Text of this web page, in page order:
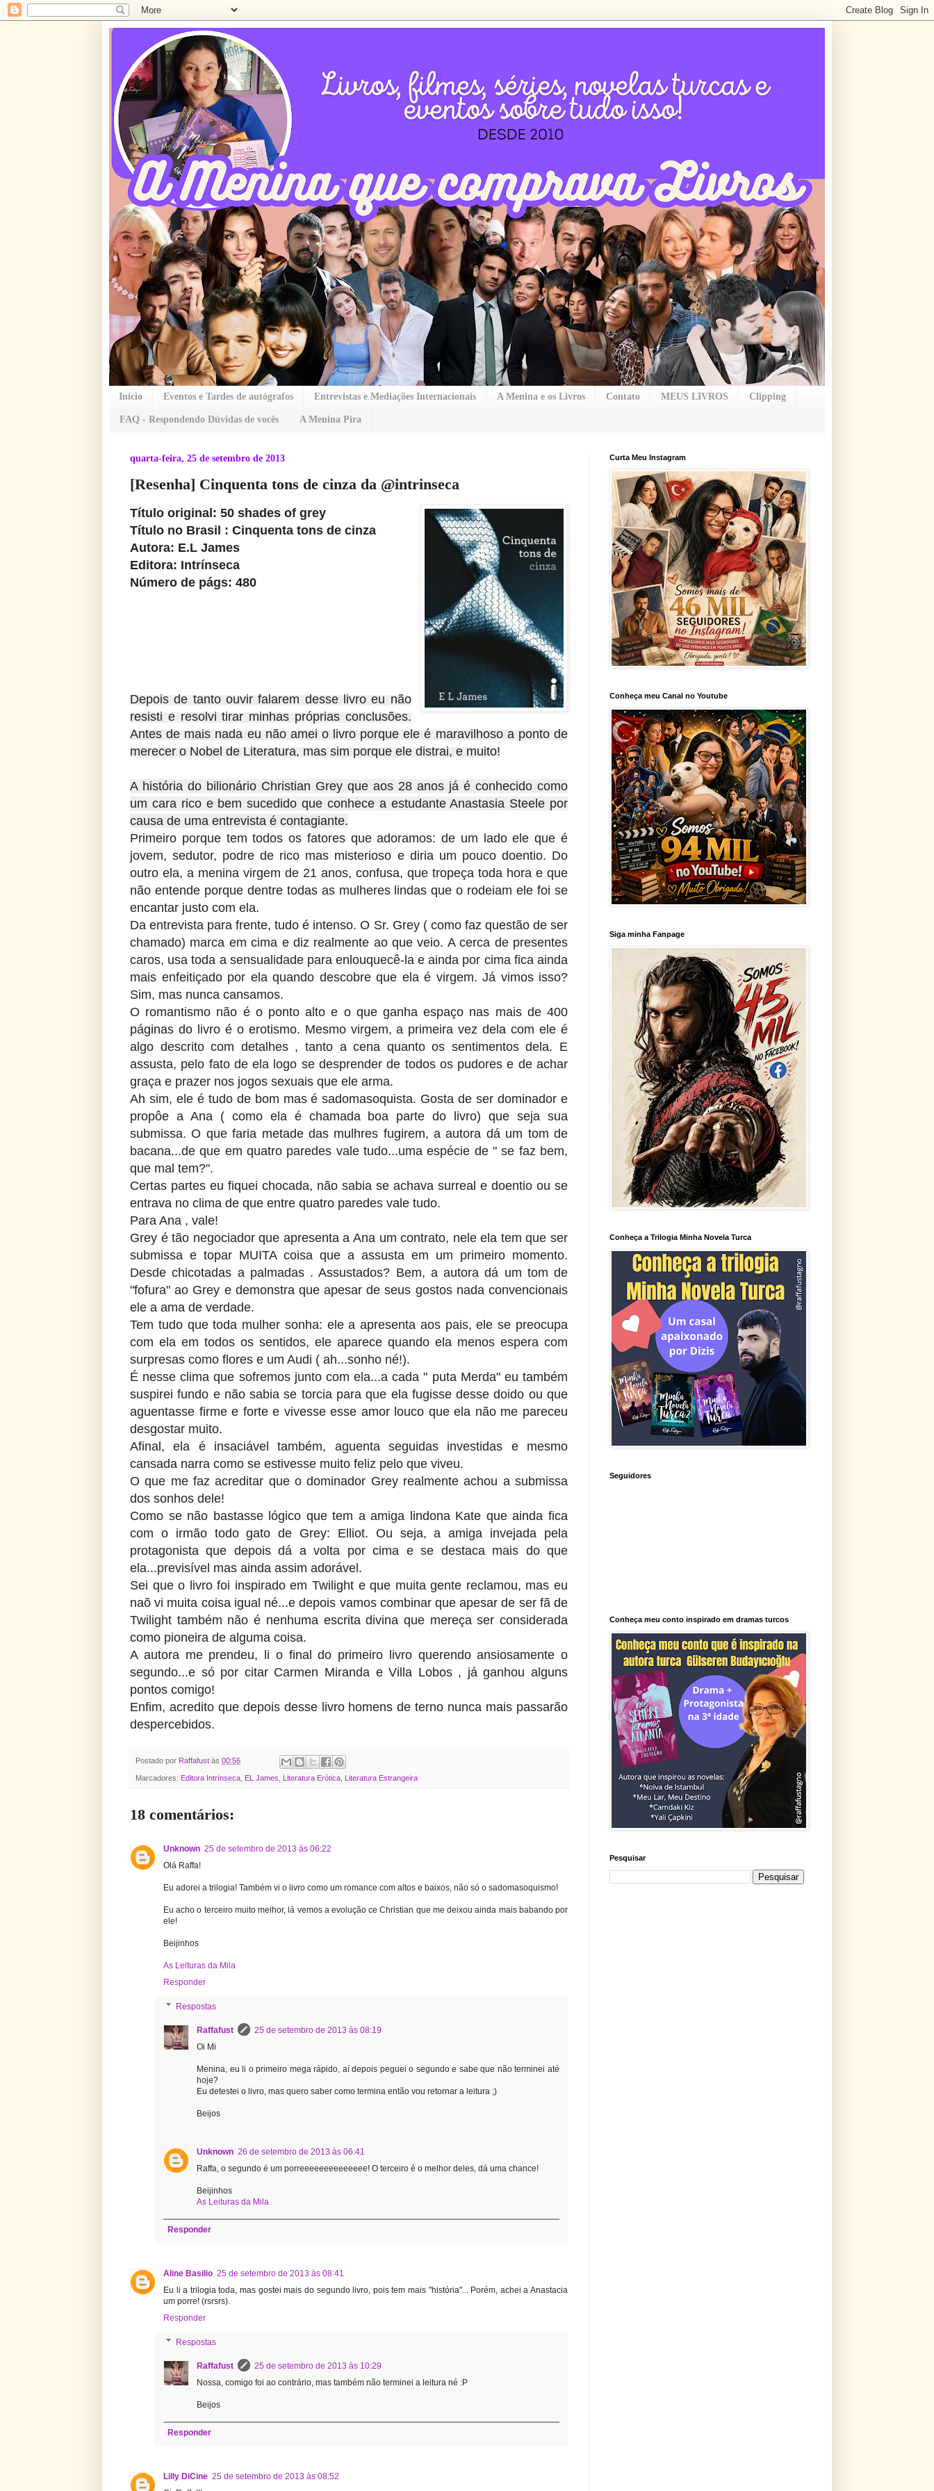
Início Eventos e Tardes de autógrafos Entrevistas e Mediações Internacionais A Menina e os Livros Contato MEUS LIVROS Clipping
FAQ - Respondendo Dúvidas de vocês A Menina Pira
quarta-feira, 25 de setembro de 2013
[Resenha] Cinquenta tons de cinza da @intrinseca
Título original: 50 shades of grey
Título no Brasil : Cinquenta tons de cinza
Autora: E.L James
Editora: Intrínseca
Número de págs: 480
Depois de tanto ouvir falarem desse livro eu não
resisti e resolvi tirar minhas próprias conclusões.
Antes de mais nada eu não amei o livro porque ele é maravilhoso a ponto de
merecer o Nobel de Literatura, mas sim porque ele distrai, e muito!
A história do bilionário Christian Grey que aos 28 anos já é conhecido como
um cara rico e bem sucedido que conhece a estudante Anastasia Steele por
causa de uma entrevista é contagiante.
Primeiro porque tem todos os fatores que adoramos: de um lado ele que é
jovem, sedutor, podre de rico mas misterioso e diria um pouco doentio. Do
outro ela, a menina virgem de 21 anos, confusa, que tropeça toda hora e que
não entende porque dentre todas as mulheres lindas que o rodeiam ele foi se
encantar justo com ela.
Da entrevista para frente, tudo é intenso. O Sr. Grey ( como faz questão de ser
chamado) marca em cima e diz realmente ao que veio. A cerca de presentes
caros, usa toda a sensualidade para enlouquecê-la e ainda por cima fica ainda
mais enfeitiçado por ela quando descobre que ela é virgem. Já vimos isso?
Sim, mas nunca cansamos.
O romantismo não é o ponto alto e o que ganha espaço nas mais de 400
páginas do livro é o erotismo. Mesmo virgem, a primeira vez dela com ele é
algo descrito com detalhes , tanto a cena quanto os sentimentos dela. E
assusta, pelo fato de ela logo se desprender de todos os pudores e de achar
graça e prazer nos jogos sexuais que ele arma.
Ah sim, ele é tudo de bom mas é sadomasoquista. Gosta de ser dominador e
propôe a Ana ( como ela é chamada boa parte do livro) que seja sua
submissa. O que faria metade das mulhres fugirem, a autora dá um tom de
bacana...de que em quatro paredes vale tudo...uma espécie de " se faz bem,
que mal tem?".
Certas partes eu fiquei chocada, não sabia se achava surreal e doentio ou se
entrava no clima de que entre quatro paredes vale tudo.
Para Ana , vale!
Grey é tão negociador que apresenta a Ana um contrato, nele ela tem que ser
submissa e topar MUITA coisa que a assusta em um primeiro momento.
Desde chicotadas a palmadas . Assustados? Bem, a autora dá um tom de
"fofura" ao Grey e demonstra que apesar de seus gostos nada convencionais
ele a ama de verdade.
Tem tudo que toda mulher sonha: ele a apresenta aos pais, ele se preocupa
com ela em todos os sentidos, ele aparece quando ela menos espera com
surpresas como flores e um Audi ( ah...sonho né!).
É nesse clima que sofremos junto com ela...a cada " puta Merda" eu também
suspirei fundo e não sabia se torcia para que ela fugisse desse doido ou que
aguentasse firme e forte e vivesse esse amor louco que ela não me pareceu
desgostar muito.
Afinal, ela é insaciável também, aguenta seguidas investidas e mesmo
cansada narra como se estivesse muito feliz pelo que viveu.
O que me faz acreditar que o dominador Grey realmente achou a submissa
dos sonhos dele!
Como se não bastasse lógico que tem a amiga lindona Kate que ainda fica
com o irmão todo gato de Grey: Elliot. Ou seja, a amiga invejada pela
protagonista que depois dá a volta por cima e se destaca mais do que
ela...previsível mas ainda assim adorável.
Sei que o livro foi inspirado em Twilight e que muita gente reclamou, mas eu
naõ vi muita coisa igual né...e depois vamos combinar que apesar de ser fã de
Twilight também não é nenhuma escrita divina que mereça ser considerada
como pioneira de alguma coisa.
A autora me prendeu, li o final do primeiro livro querendo ansiosamente o
segundo...e só por citar Carmen Miranda e Villa Lobos , já ganhou alguns
pontos comigo!
Enfim, acredito que depois desse livro homens de terno nunca mais passarão
despercebidos.
Postado por Raffafust às 00:56
Marcadores: Editora Intrínseca EL James Literatura Erótica Literatura Estrangeira
18 comentários:
Unknown 25 de setembro de 2013 às 06:22
Olá Raffa!
Eu adorei a trilogia! Também vi o livro como um romance com altos e baixos, não só o sadomasoquismo!
Eu acho o terceiro muito melhor, lá vemos a evolução ce Christian que me deixou ainda mais babando por
ele!
Beijinhos
As Leituras da Mila
Responder
Respostas
Raffafust
25 de setembro de 2013 às 08:19
Oi Mi
Menina, eu li o primeiro mega rápido, aí depois peguei o segundo e sabe que não terminei até
hoje?
Eu detestei o livro, mas quero saber como termina então vou retornar a leitura ;)
Beijos
Unknown 26 de setembro de 2013 às 06:41
Raffa, o segundo é um porreeeeeeeeeeeeee! O terceiro é o melhor deles, dá uma chance!
Beijinhos
As Leituras da Mila
Responder
Aline Basilio 25 de setembro de 2013 às 08:41
Eu li a trilogia toda, mas gostei mais do segundo livro, pois tem mais "história"... Porém, achei a Anastacia
um porre! (rsrsrs).
Responder
Respostas
Raffafust
25 de setembro de 2013 às 10:29
Nossa, comigo foi ao contrário, mas também não terminei a leitura né :P
Beijos
Responder
Lilly DiCine 25 de setembro de 2013 às 08:52
Curta Meu Instagram
Conheça meu Canal no Youtube
Siga minha Fanpage
Conheça a Trilogia Minha Novela Turca
Seguidores
Conheça meu conto inspirado em dramas turcos
Pesquisar